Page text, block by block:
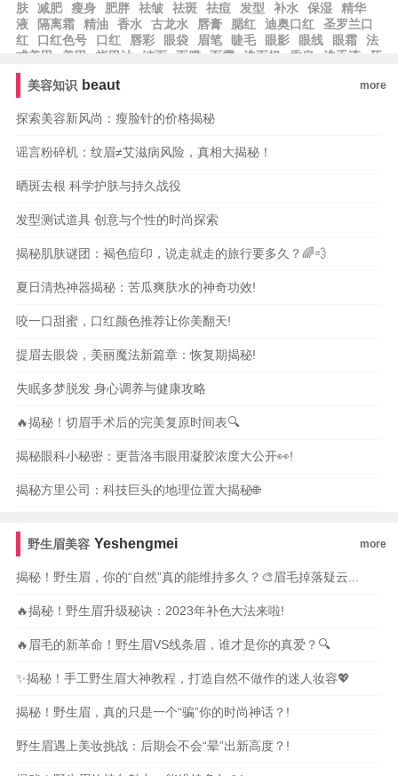
肤
减肥 瘦身 肥胖 祛皱 祛斑 祛痘 发型 补水 保湿
精华
液
隔离霜 精油 香水 古龙水 唇膏 腮红 迪奥口红
圣罗兰口
红
口红色号 口红 唇彩 眼袋 眉笔 睫毛 眼影 眼线 眼霜
法
式美甲
美甲 指甲油 洁面 面膜 面霜 洗面奶 香皂 洗手液
牙
膏
美容知识 beaut more
探索美容新风尚：瘦脸针的价格揭秘
谣言粉碎机：纹眉≠艾滋病风险，真相大揭秘！
晒斑去根 科学护肤与持久战役
发型测试道具 创意与个性的时尚探索
揭秘肌肤谜团：褐色痘印，说走就走的旅行要多久？🌈💨
夏日清热神器揭秘：苦瓜爽肤水的神奇功效!
咬一口甜蜜，口红颜色推荐让你美翻天!
提眉去眼袋，美丽魔法新篇章：恢复期揭秘!
失眠多梦脱发 身心调养与健康攻略
🔥揭秘！切眉手术后的完美复原时间表🔍
揭秘眼科小秘密：更昔洛韦眼用凝胶浓度大公开👀!
揭秘方里公司：科技巨头的地理位置大揭秘🌐
野生眉美容 Yeshengmei more
揭秘！野生眉，你的“自然”真的能维持多久？🎨眉毛掉落疑云...
🔥揭秘！野生眉升级秘诀：2023年补色大法来啦!
🔥眉毛的新革命！野生眉VS线条眉，谁才是你的真爱？🔍
✨揭秘！手工野生眉大神教程，打造自然不做作的迷人妆容💖
揭秘！野生眉，真的只是一个“骗”你的时尚神话？!
野生眉遇上美妆挑战：后期会不会“晕”出新高度？!